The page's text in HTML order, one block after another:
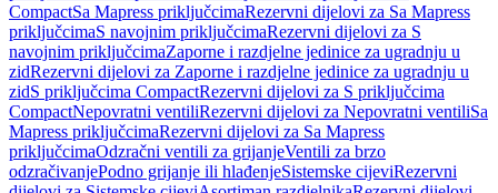
CompactSa Mapress priključcimaRezervni dijelovi za Sa Mapress
priključcimaS navojnim priključcimaRezervni dijelovi za S
navojnim priključcimaZaporne i razdjelne jedinice za ugradnju u
zidRezervni dijelovi za Zaporne i razdjelne jedinice za ugradnju u
zidS priključcima CompactRezervni dijelovi za S priključcima
CompactNepovratni ventiliRezervni dijelovi za Nepovratni ventiliSa
Mapress priključcimaRezervni dijelovi za Sa Mapress
priključcimaOdzračni ventili za grijanjeVentili za brzo
odzračivanjePodno grijanje ili hlađenjeSistemske cijeviRezervni